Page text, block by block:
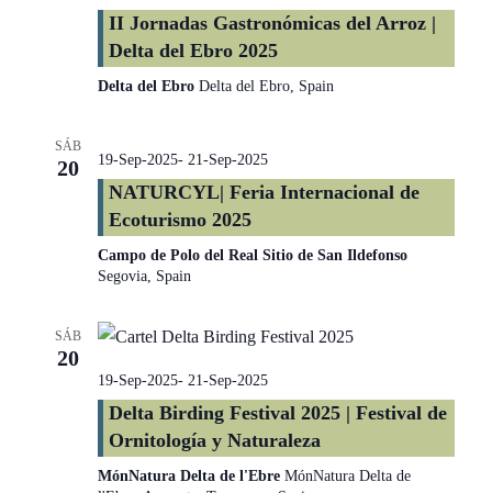
II Jornadas Gastronómicas del Arroz |
Delta del Ebro 2025
Delta del Ebro Delta del Ebro, Spain
SÁB
20 19-Sep-2025- 21-Sep-2025
NATURCYL| Feria Internacional de
Ecoturismo 2025
Campo de Polo del Real Sitio de San Ildefonso
Segovia, Spain
SÁB
20
19-Sep-2025- 21-Sep-2025
Delta Birding Festival 2025 | Festival de
Ornitología y Naturaleza
MónNatura Delta de l'Ebre MónNatura Delta de